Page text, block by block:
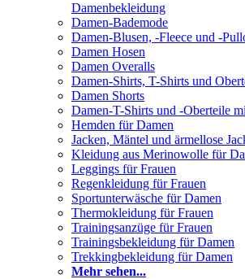
Damenbekleidung
Damen-Bademode
Damen-Blusen, -Fleece und -
Damen Hosen
Damen Overalls
Damen-Shirts, T-Shirts und
Damen Shorts
Damen-T-Shirts und -Oberteile
Hemden für Damen
Jacken, Mäntel und ärmellose
Kleidung aus Merinowolle für
Leggings für Frauen
Regenkleidung für Frauen
Sportunterwäsche für Damen
Thermokleidung für Frauen
Trainingsanzüge für Frauen
Trainingsbekleidung für Damen
Trekkingbekleidung für Damen
Mehr sehen...